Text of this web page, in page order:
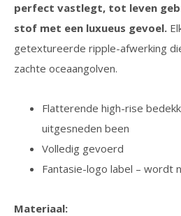
perfect vastlegt, tot leven
stof met een luxueus gevoel.
getextureerde ripple-afwerking
zachte oceaangolven.
Flatterende high-rise
uitgesneden been
Volledig gevoerd
Fantasie-logo label – wordt
Materiaal: